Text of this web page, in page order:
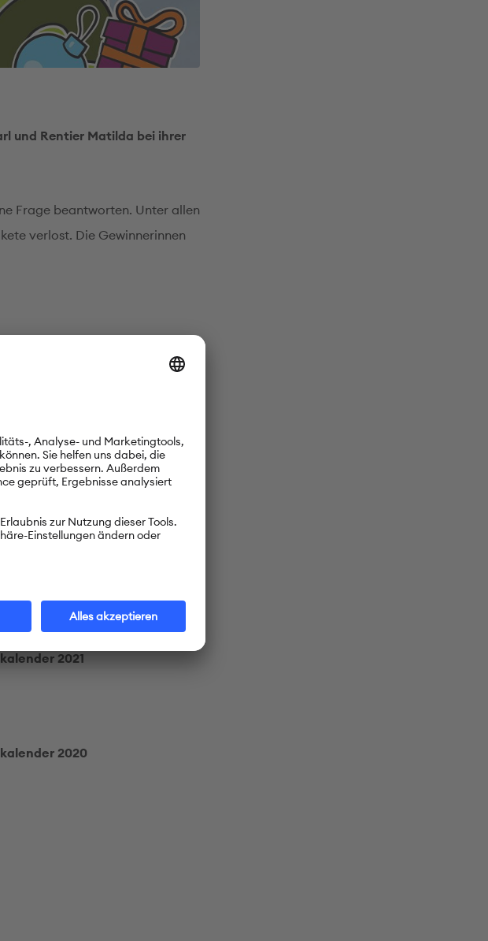
und Rentier Matilda bei ihrer
Frage beantworten. Unter allen
verlost. Die Gewinnerinnen
2022
2021
2020